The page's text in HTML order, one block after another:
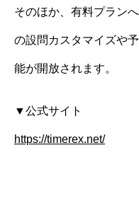
そのほか、有料プラン
の設問カスタマイズや
能が開放されます。
▼公式サイト
https://timerex.net/